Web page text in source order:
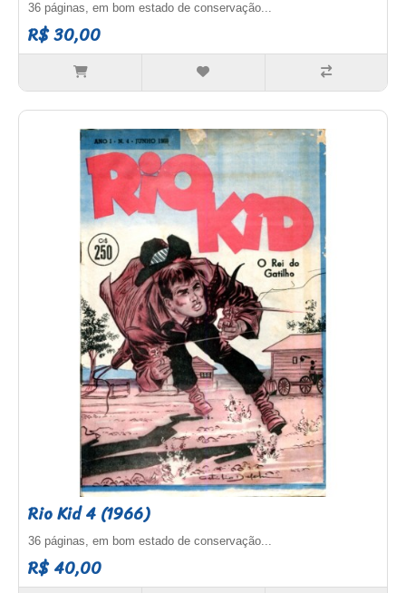
36 páginas, em bom estado de conservação...
R$ 30,00
Rio Kid 4 (1966)
36 páginas, em bom estado de conservação...
R$ 40,00